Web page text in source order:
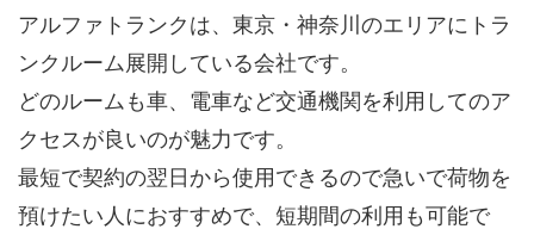
アルファトランクは、東京・神奈川のエリアにトラ
ンクルーム展開している会社です。
どのルームも車、電車など交通機関を利用してのア
クセスが良いのが魅力です。
最短で契約の翌日から使用できるので急いで荷物を
預けたい人におすすめで、短期間の利用も可能で